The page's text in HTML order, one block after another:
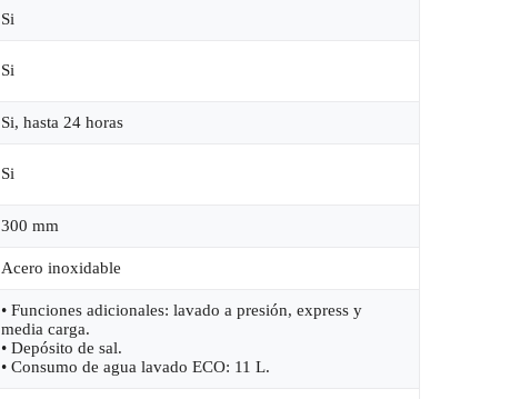
Si
Si
Si, hasta 24 horas
Si
300 mm
Acero inoxidable
• Funciones adicionales: lavado a presión, express y
media carga.
• Depósito de sal.
• Consumo de agua lavado ECO: 11 L.